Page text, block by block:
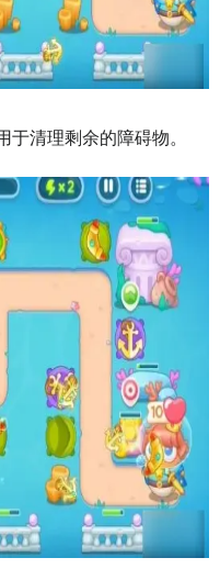
清理剩余的障碍物。